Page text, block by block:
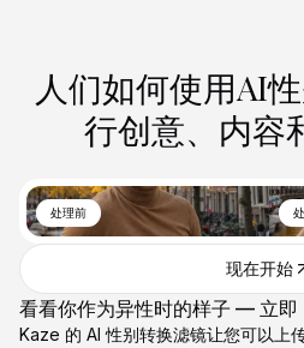
人们如何使用AI
行创意、内容
处理前
看看你作为异性时的样子 — 立即
Kaze 的 AI 性别转换滤镜让您可以上
现在开始